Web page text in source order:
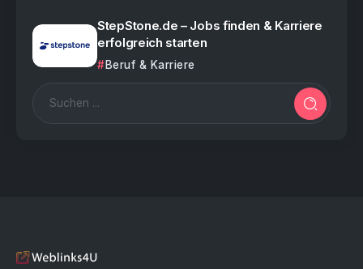
StepStone.de – Jobs finden & Karriere
erfolgreich starten
Beruf & Karriere